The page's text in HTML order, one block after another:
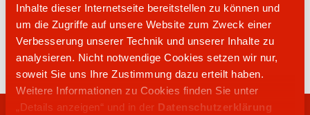
Inhalte dieser Internetseite bereitstellen zu können und
um die Zugriffe auf unsere Website zum Zweck einer
Verbesserung unserer Technik und unserer Inhalte zu
analysieren. Nicht notwendige Cookies setzen wir nur,
soweit Sie uns Ihre Zustimmung dazu erteilt haben.
Weitere Informationen zu Cookies finden Sie unter
„Details anzeigen“ und in der Datenschutzerklärung
02234 53440
Kölner Str. 79
50226
Frechen